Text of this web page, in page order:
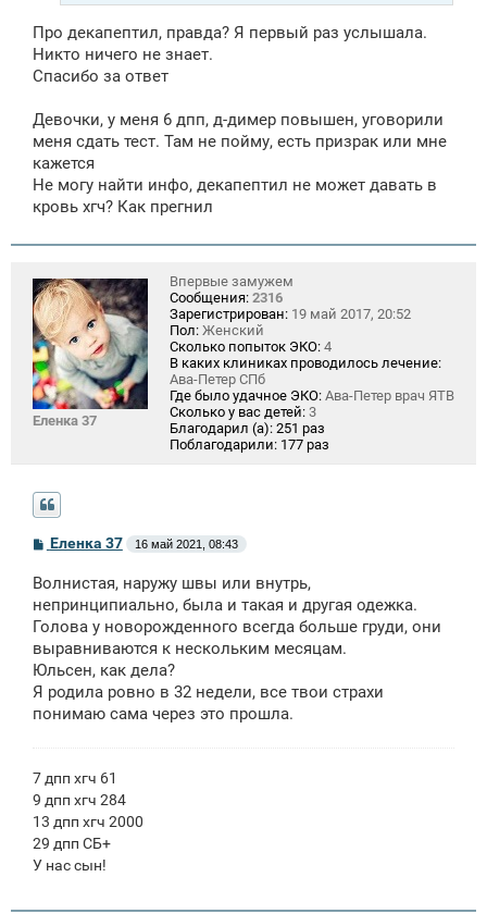
Про декапептил, правда? Я первый раз услышала.
Никто ничего не знает.
Спасибо за ответ
Девочки, у меня 6 дпп, д-димер повышен, уговорили
меня сдать тест. Там не пойму, есть призрак или мне
кажется
Не могу найти инфо, декапептил не может давать в
кровь хгч? Как прегнил
Еленка 37
Впервые замужем
Сообщения: 2316
Зарегистрирован: 19 май 2017, 20:52
Пол: Женский
Сколько попыток ЭКО: 4
В каких клиниках проводилось лечение:
Ава-Петер СПб
Где было удачное ЭКО: Ава-Петер врач ЯТВ
Сколько у вас детей: 3
Благодарил (а): 251 раз
Поблагодарили: 177 раз
С
б
щ
н
и
е
Еленка 37 16 май 2021, 08:43
Волнистая, наружу швы или внутрь,
непринципиально, была и такая и другая одежка.
Голова у новорожденного всегда больше груди, они
выравниваются к нескольким месяцам.
Юльсен, как дела?
Я родила ровно в 32 недели, все твои страхи
понимаю сама через это прошла.
7 дпп хгч 61
9 дпп хгч 284
13 дпп хгч 2000
29 дпп СБ+
У нас сын!